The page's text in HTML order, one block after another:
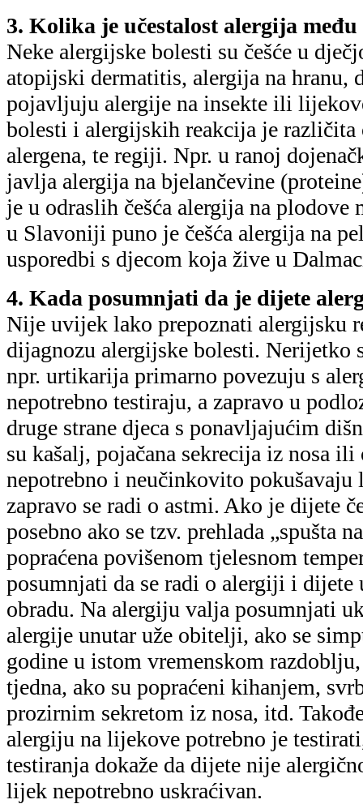
3. Kolika je učestalost alergija među
Neke alergijske bolesti su češće u
atopijski dermatitis, alergija na hranu,
pojavljuju alergije na insekte ili
bolesti i alergijskih reakcija je
alergena, te regiji. Npr. u ranoj
javlja alergija na bjelančevine
je u odraslih češća alergija na plodove
u Slavoniji puno je češća alergija na
usporedbi s djecom koja žive u
4. Kada posumnjati da je dijete
Nije uvijek lako prepoznati alergijsku
dijagnozu alergijske bolesti. Nerijetko
npr. urtikarija primarno povezuju s
nepotrebno testiraju, a zapravo u
druge strane djeca s ponavljajućim
su kašalj, pojačana sekrecija iz nosa ili
nepotrebno i neučinkovito
zapravo se radi o astmi. Ako je dijete
posebno ako se tzv. prehlada „spušta
popraćena povišenom tjelesnom
posumnjati da se radi o alergiji i dijete
obradu. Na alergiju valja posumnjati
alergije unutar uže obitelji, ako se
godine u istom vremenskom
tjedna, ako su popraćeni kihanjem,
prozirnim sekretom iz nosa, itd.
alergiju na lijekove potrebno je
testiranja dokaže da dijete nije
lijek nepotrebno uskraćivan.